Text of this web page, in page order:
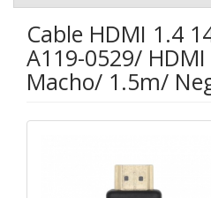
Cable HDMI 1.4
A119-0529/
Macho/ 1.5m/